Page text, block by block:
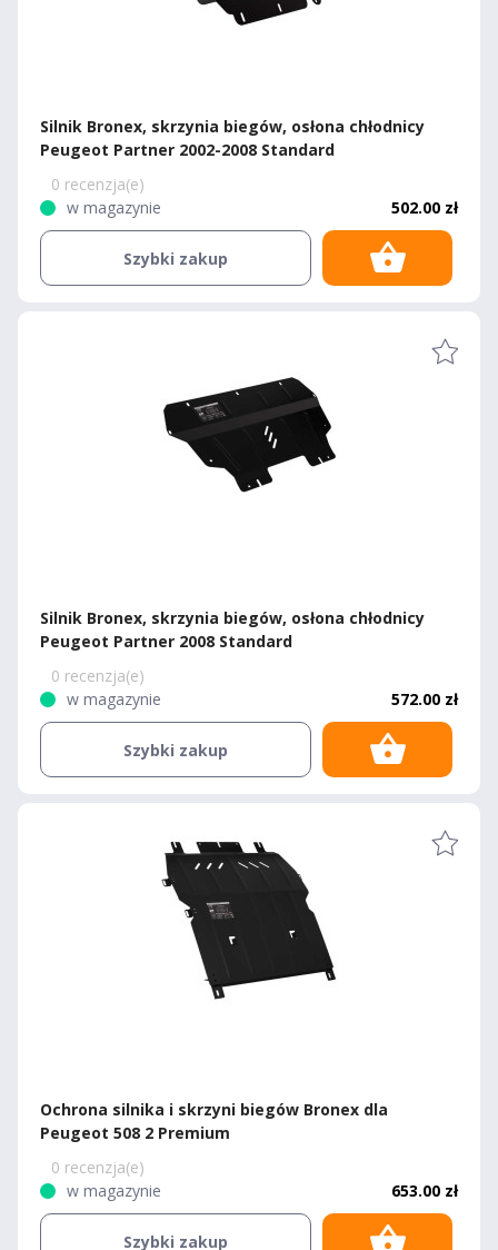
Silnik Bronex, skrzynia biegów, osłona chłodnicy
Peugeot Partner 2002-2008 Standard
0 recenzja(e)
w magazynie
502.00 zł
Szybki zakup
Silnik Bronex, skrzynia biegów, osłona chłodnicy
Peugeot Partner 2008 Standard
0 recenzja(e)
w magazynie
572.00 zł
Szybki zakup
Ochrona silnika i skrzyni biegów Bronex dla
Peugeot 508 2 Premium
0 recenzja(e)
w magazynie
653.00 zł
Szybki zakup